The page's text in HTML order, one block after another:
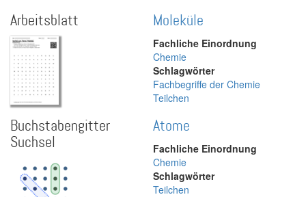
Arbeitsblatt Moleküle
Fachliche Einordnung
Chemie
Schlagwörter
Fachbegriffe der Chemie
Teilchen
Buchstabengitter
Suchsel
Atome
Fachliche Einordnung
Chemie
Schlagwörter
Teilchen